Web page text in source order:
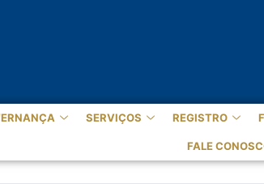
SERVIÇOS REGISTRO
FALE